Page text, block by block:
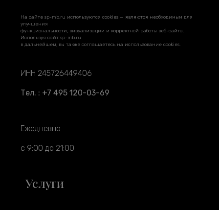
На сайте sp-mb.ru используются cookies — являются необходимым для
улучшения
функциональности, визуализации и корректной работы веб-сайта.
Используя сайт sp-mb.ru
в дальнейшем, вы также соглашаетесь на использование cookies.
ИНН 245726449406
Тел. : +7 495 120-03-69
Ежедневно
с 9:00 до 21:00
Услуги